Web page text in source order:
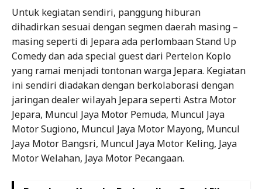
Untuk kegiatan sendiri, panggung hiburan
dihadirkan sesuai dengan segmen daerah masing –
masing seperti di Jepara ada perlombaan Stand Up
Comedy dan ada special guest dari Pertelon Koplo
yang ramai menjadi tontonan warga Jepara. Kegiatan
ini sendiri diadakan dengan berkolaborasi dengan
jaringan dealer wilayah Jepara seperti Astra Motor
Jepara, Muncul Jaya Motor Pemuda, Muncul Jaya
Motor Sugiono, Muncul Jaya Motor Mayong, Muncul
Jaya Motor Bangsri, Muncul Jaya Motor Keling, Jaya
Motor Welahan, Jaya Motor Pecangaan.